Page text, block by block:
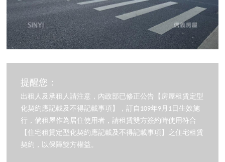
提醒您：
出租人及承租人請注意，內政部已修正公告【房屋租賃定型
化契約應記載及不得記載事項】，訂自109年9月1日生效施
行，倘租屋作為居住使用者，請租賃雙方簽約時使用符合
【住宅租賃定型化契約應記載及不得記載事項】之住宅租賃
契約，以保障雙方權益。